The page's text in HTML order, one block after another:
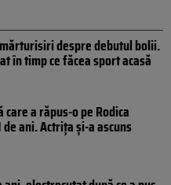
despre debutul bolii.
în timp ce făcea sport acasă
a răpus-o pe Rodica
ani. Actrița și-a ascuns